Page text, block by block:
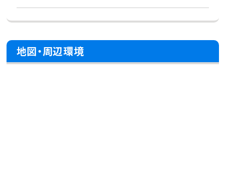
地図・周辺環境